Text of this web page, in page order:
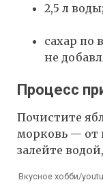
2,5 л воды;
сахар по
не
Процесс
Почистите
морковь — от
залейте
Вкусное хобби/